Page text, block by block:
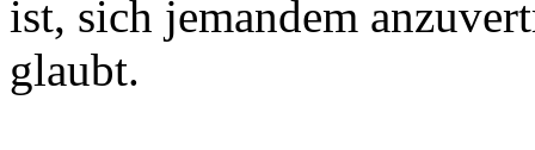
ist, sich jemandem
glaubt.